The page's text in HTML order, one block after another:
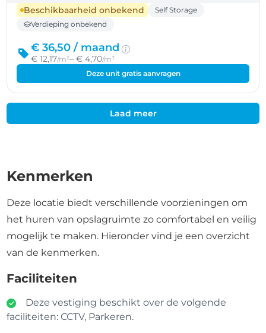
Beschikbaarheid onbekend
Self Storage
Verdieping onbekend
€ 36,50 / maand
€ 12,17/m²– € 4,70/m³
Deze unit gratis aanvragen
Laad meer
Kenmerken
Deze locatie biedt verschillende voorzieningen om
het huren van opslagruimte zo comfortabel en veilig
mogelijk te maken. Hieronder vind je een overzicht
van de kenmerken.
Faciliteiten
Deze vestiging beschikt over de volgende
faciliteiten: CCTV, Parkeren.